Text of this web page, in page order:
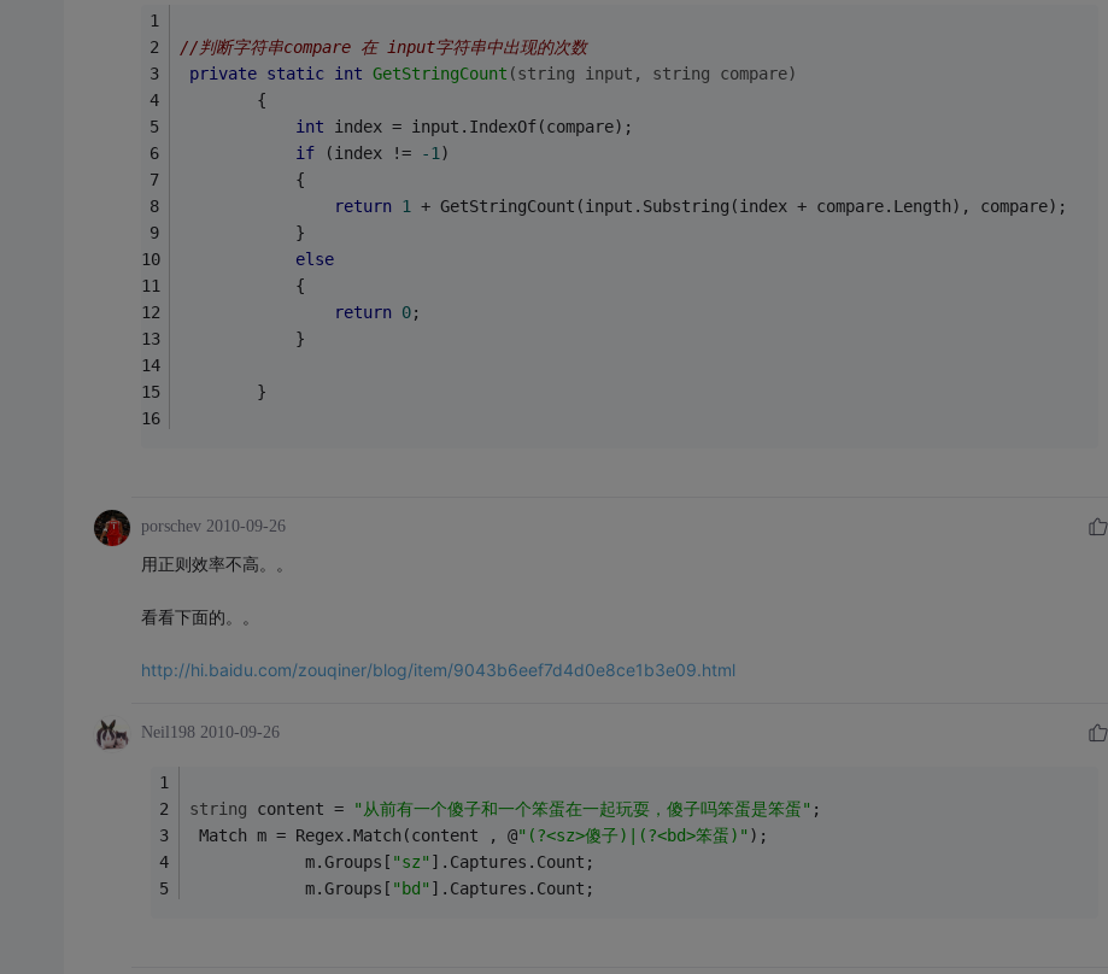
//判断字符串compare 在 input字符串中出现的次数
private static int GetStringCount (string input, string compare)
        {
int index = input.IndexOf(compare);
if (index != -1 )
            {
return 1 + GetStringCount(input.Substring(index + compare.Length), compare);
            }
else
            {
return 0;
            }
        }
porschev 2010-09-26
用正则效率不高。。
看看下面的。。
http://hi.baidu.com/zouqiner/blog/item/9043b6eef7d4d0e8ce1b3e09.html
Neil198 2010-09-26
string content = "从前有一个傻子和一个笨蛋在一起玩耍，傻子吗笨蛋是笨蛋" ;
Match m = Regex.Match(content , @"(?<sz>傻子)|(?<bd>笨蛋)" );
            m.Groups[
"sz" ].Captures.Count;
            m.Groups[
"bd" ].Captures.Count;